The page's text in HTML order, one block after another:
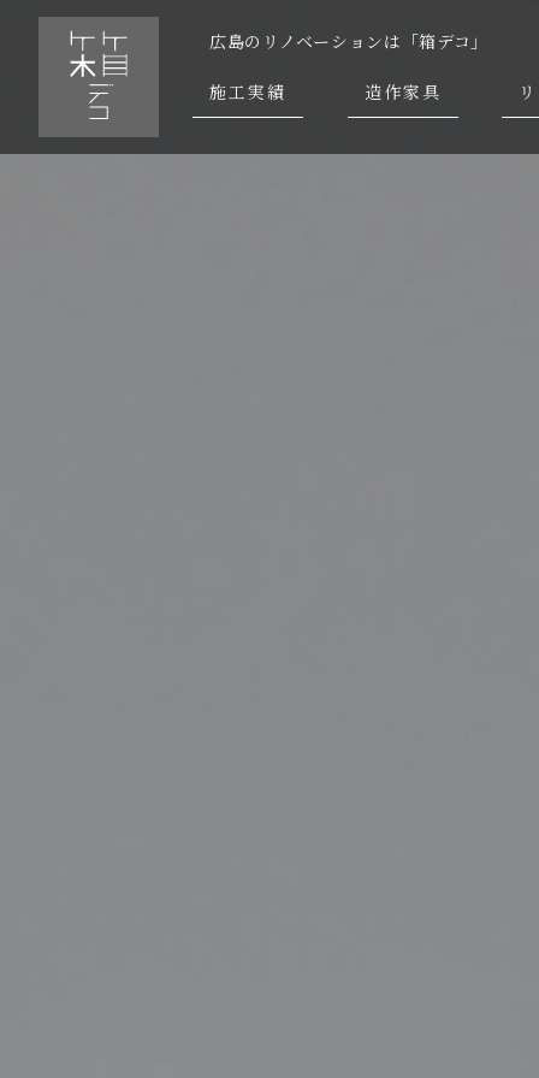
広島のリノベーションは「箱デコ」
施工実績 造作家具